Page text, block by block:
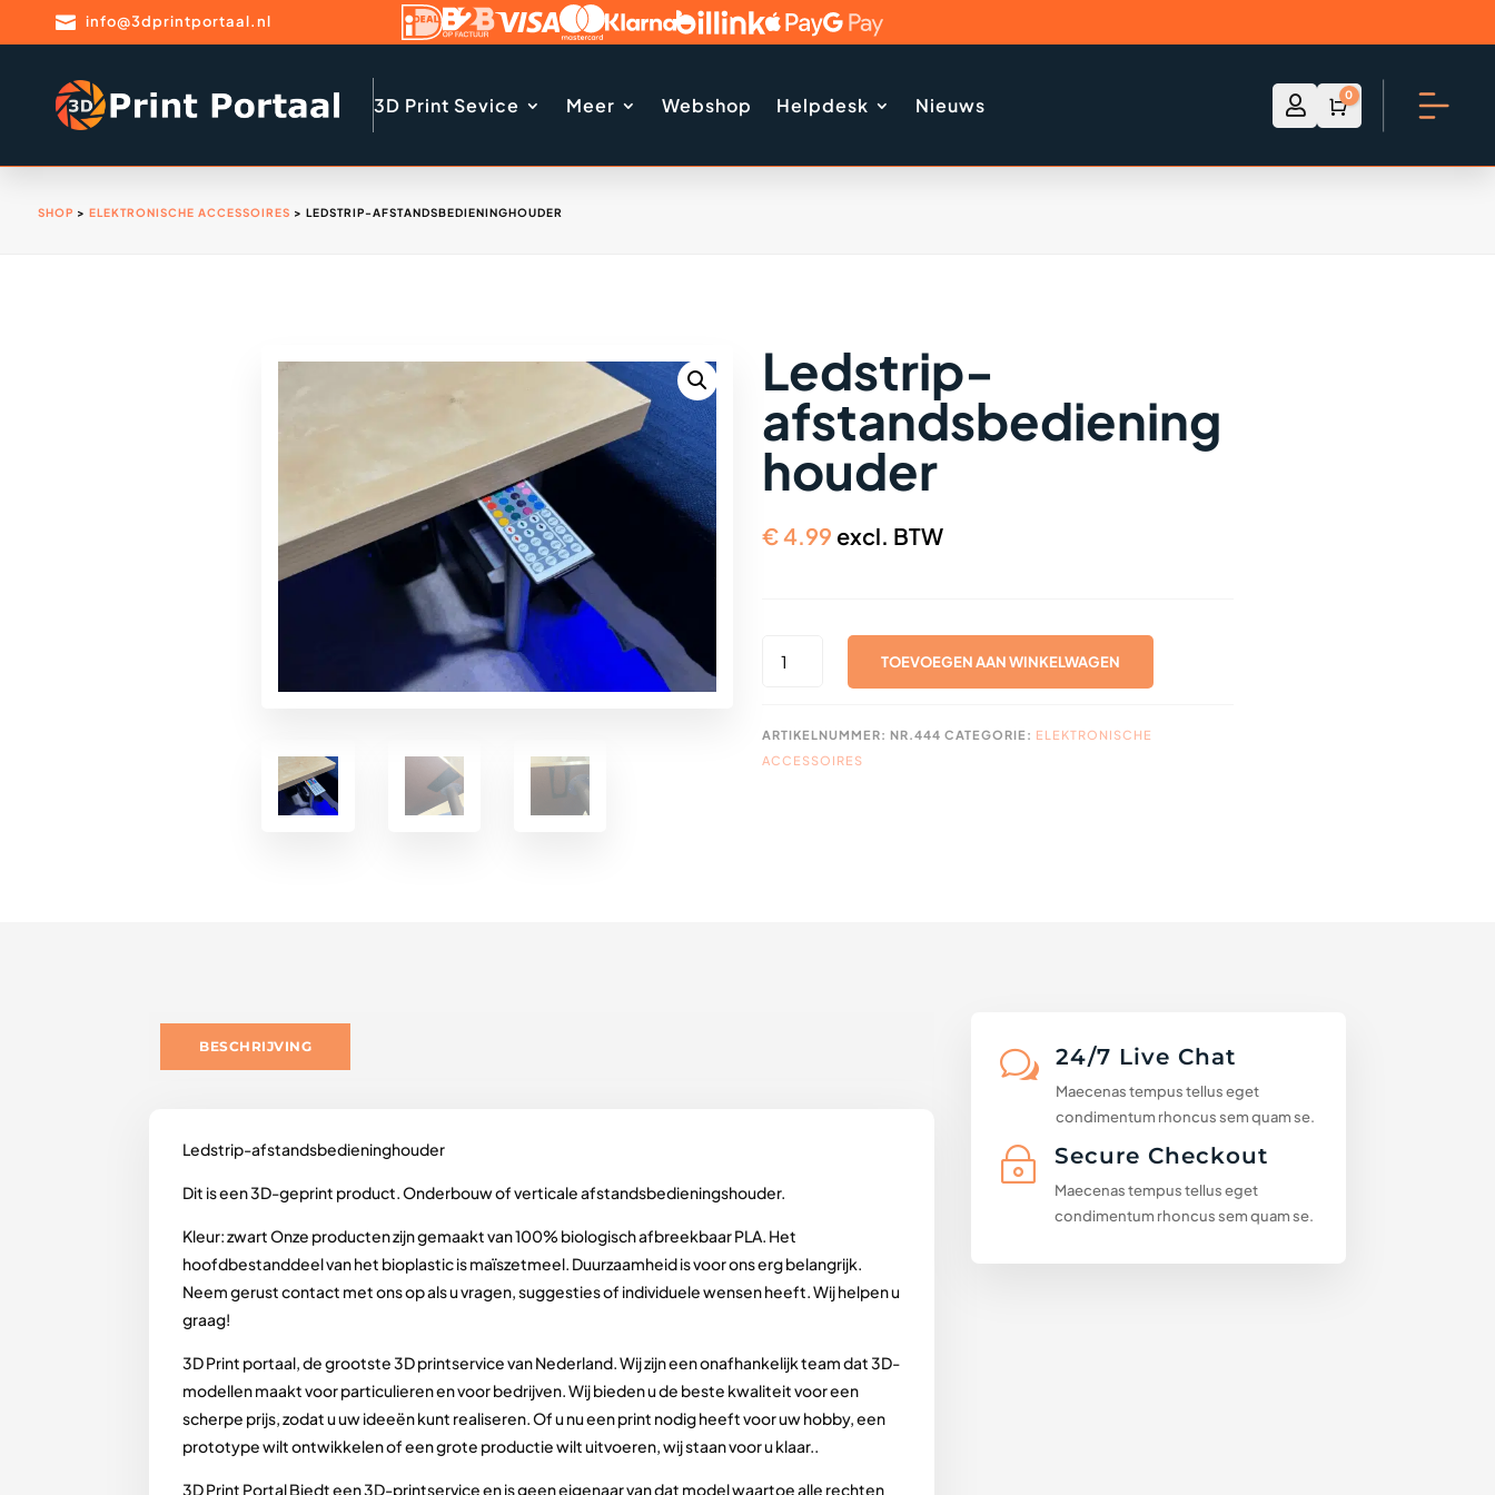
 info@3dprintportaal.nl
3D Print Sevice Meer Webshop Helpdesk Nieuws  Account
Winkelwagen
0
0.00
SHOP > ELEKTRONISCHE ACCESSOIRES > LEDSTRIP-AFSTANDSBEDIENINGHOUDER
Ledstrip-
afstandsbediening
houder
€4.99 excl. BTW
LEDSTRIP-
AFSTANDSBEDIENINGHOUDER
TOEVOEGEN AAN WINKELWAGEN
ARTIKELNUMMER: NR.444 CATEGORIE: ELEKTRONISCHE
ACCESSOIRES
BESCHRIJVING
Ledstrip-afstandsbedieninghouder
Dit is een 3D-geprint product. Onderbouw of verticale afstandsbedieningshouder.
Kleur: zwart Onze producten zijn gemaakt van 100% biologisch afbreekbaar PLA. Het
hoofdbestanddeel van het bioplastic is maïszetmeel. Duurzaamheid is voor ons erg belangrijk.
Neem gerust contact met ons op als u vragen, suggesties of individuele wensen heeft. Wij helpen u
graag!
3D Print portaal, de grootste 3D printservice van Nederland. Wij zijn een onafhankelijk team dat 3D-
modellen maakt voor particulieren en voor bedrijven. Wij bieden u de beste kwaliteit voor een
scherpe prijs, zodat u uw ideeën kunt realiseren. Of u nu een print nodig heeft voor uw hobby, een
prototype wilt ontwikkelen of een grote productie wilt uitvoeren, wij staan voor u klaar..
3D Print Portal Biedt een 3D-printservice en is geen eigenaar van dat model waartoe alle rechten
w 24/7 Live Chat
Maecenas tempus tellus eget
condimentum rhoncus sem quam se.
~ Secure Checkout
Maecenas tempus tellus eget
condimentum rhoncus sem quam se.